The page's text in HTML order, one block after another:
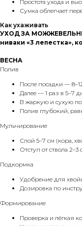
Простота ухода и
Сумка облегчает
Как ухаживать
УХОД ЗА
ниваки «3 лепестка»,
ВЕСНА
Полив
После посадки —
Далее — 1 раз в 5–7
В жаркую и сухую
Полив глубокий,
Мульчирование
Слой 5–7 см (кора,
Отступ от ствола
Подкормка
Удобрение для
Дозировка по
Формирование
Проверка и лёгкая